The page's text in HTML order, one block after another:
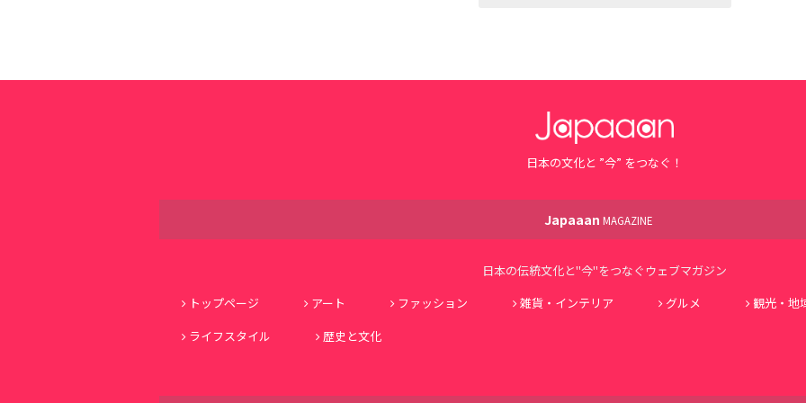
日本の文化と ”今” をつなぐ！
Japaaan MAGAZINE
日本の伝統文化と"今"をつなぐウェブマガジン
トップページ
アート ファッション 雑貨・インテリア グルメ 観光・地
ライフスタイル
歴史と文化